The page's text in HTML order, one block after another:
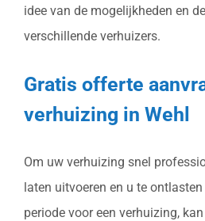
idee van de mogelijkheden en
verschillende verhuizers.
Gratis offerte
verhuizing in Wehl
Om uw verhuizing snel
laten uitvoeren en u te
periode voor een verhuizing,